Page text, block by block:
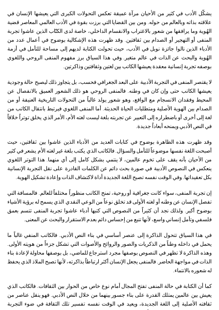
يشكّل الأدب في كثير من الأحيان مرآة عميقة تعكس التحولات الكبرى التي يعيشها الإنسان في
علاقته بذاته وبالعالم من حوله. ومن بين القضايا التي برزت بقوة في الأدب العالمي المعاصر قضية
الهُوية وما يرافقها من شعور بالاغتراب والانقسام الداخلي، خاصة لدى الكتّاب الذين عاشوا تجربة
المنفى أو التهجير أو الصدام بين ثقافتين. وقد ظهرت هذه الإشكالية بوضوح في أعمال عدد من
الأدباء الذين نالوا جائزة نوبل في الأدب، حيث تحولت الكتابة لديهم إلى مساحة للتأمل في أزمة
الهُوية والبحث عن الذات في عالم متغير. وفي هذا السياق برز مفهوم المنفى الروحي واللغوي
بوصفه تجربة إنسانية معقدة يعيشها الكاتب بين لغتين وثقافتين وذاكرتين.
لا يقتصر المنفى في التجربة الأدبية على البعد الجغرافي فحسب، بل يتجاوز ذلك ليصبح حالة وجودية
يعيشها الكاتب حتى وإن كان في وطنه. فالمنفى الروحي هو ذلك الشعور العميق بالانفصال عن
المحيط وفقدان الانسجام مع الواقع، وهو شعور يولد غالباً من التحولات التاريخية العنيفة أو من
الصدام بين الهوية الأصلية ومتطلبات الحياة الحديثة. أما المنفى اللغوي فيرتبط بانتقال الكاتب من
لغة إلى أخرى أو باضطراره إلى التعبير عن تجربته بلغة ليست لغته الأم، الأمر الذي يخلق توتراً خلاقاً
في النص الأدبي ويمنحه أبعاداً جديدة.
وقد ظهرت هذه الظاهرة بوضوح في كتابات العديد من الأدباء الذين عاشوا بين ثقافتين، حيث
أصبحت اللغة نفسها موضوعاً للتأمل والسؤال. فالكاتب الذي يكتب بلغة غير لغته الأم يشعر في كثير
من الأحيان بأنه يقف على تخوم عالمين، لا ينتمي بشكل كامل إلى أي منهما. هذا التوتر اللغوي
ينعكس في النصوص الأدبية في صورة بحث دائم عن الكلمات القادرة على نقل التجربة الإنسانية
بكل تعقيداتها. وفي الوقت نفسه تصبح اللغة الجديدة أداة لاكتشاف الذات وإعادة تشكيل الهوية.
إن تجربة المنفى، سواء كانت جغرافية أو روحية، تمنح الكاتب منظوراً مختلفاً للعالم. فالمسافة التي
تفصل الإنسان عن وطنه أو لغته الأولى قد تخلق نوعاً من الوعي النقدي الذي يسمح له برؤية الأشياء
بوضوح أكبر. ولذلك نجد أن كثيراً من النصوص التي كتبها أدباء عاشوا تجربة المنفى تتسم بعمق
فلسفي وتأمل إنساني واسع، لأنها تنبع من إحساس دائم بعدم الاستقرار والبحث عن المعنى.
في هذا السياق تتحول الذاكرة إلى عنصر أساسي في بناء النص الأدبي. فالكاتب المنفي غالباً ما
يحمل في داخله وطناً من الذكريات والصور والروائح والأصوات التي تشكل جزءاً من هويته الأولى.
وهذه الذاكرة لا تظهر في النصوص بوصفها مجرد استرجاع للماضي، بل بوصفها محاولة لإعادة بناء
الذات في مواجهة الحاضر. فالمنفى يجعل الإنسان أكثر ارتباطاً بذاكرته، لأنها تصبح الملاذ الذي يحفظ
له شعوره بالانتماء.
كما أن الكتابة في حالة المنفى تفتح المجال أمام نوع خاص من الحوار بين الثقافات. فالكاتب الذي
يعيش بين عالمين يمتلك القدرة على بناء جسور بينهما من خلال النص الأدبي. فهو ينقل عناصر من
ثقافته الأصلية إلى اللغة الجديدة، ويعيد في الوقت نفسه تفسير تلك الثقافة في ضوء التجربة